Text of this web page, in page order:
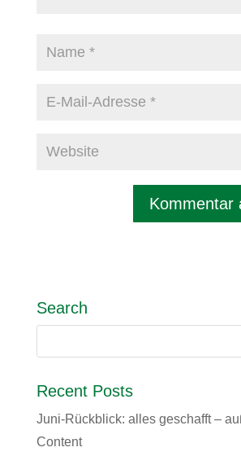
Search
Recent Posts
Juni-Rückblick: alles geschafft –
Content